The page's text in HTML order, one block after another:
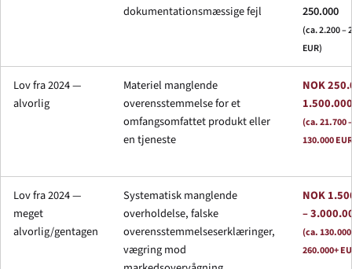
dokumentationsmæssige fejl
250.000
(ca. 2.200 –
EUR)
Lov fra 2024 —
alvorlig
Materiel manglende
overensstemmelse for et
omfangsomfattet produkt eller
en tjeneste
NOK
1.500.000
(ca. 21.700 –
130.000
Lov fra 2024 —
meget
alvorlig/gentagen
Systematisk manglende
overholdelse, falske
overensstemmelseserklæringer,
vægring mod
NOK
–
(ca.
260.000+